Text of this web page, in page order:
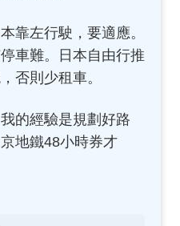
靠左行駛，要適應。
車難。日本自由行推
否則少租車。
的經驗是規劃好路
地鐵48小時券才